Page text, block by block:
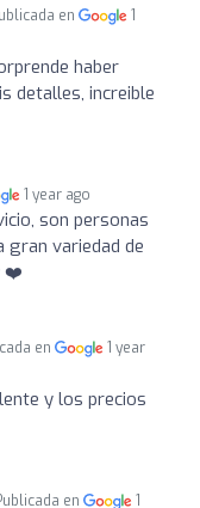
en
1
haber
detalles, increible
1 year ago
son personas
gran variedad de
❤️
en
1 year
y los precios
en 1